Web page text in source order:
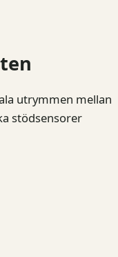
utrymmen mellan
stödsensorer